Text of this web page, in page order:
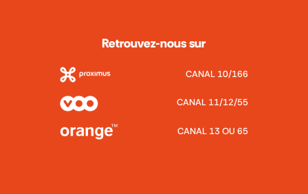
Retrouvez-nous sur
CANAL 10/166
CANAL 11/12/55
CANAL 13 OU 65